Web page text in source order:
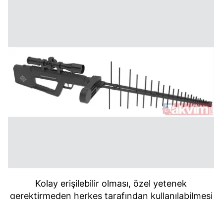
Kolay erişilebilir olması, özel yetenek
gerektirmeden herkes tarafından kullanılabilmesi